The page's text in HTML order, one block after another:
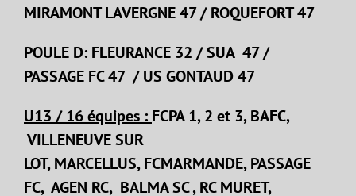
MIRAMONT LAVERGNE 47 / ROQUEFORT 47
POULE D: FLEURANCE 32 / SUA 47 /
PASSAGE FC 47 / US GONTAUD 47
U13 / 16 équipes : FCPA 1, 2 et 3, BAFC,
VILLENEUVE SUR
LOT, MARCELLUS, FCMARMANDE, PASSAGE
FC, AGEN RC, BALMA SC , RC MURET,